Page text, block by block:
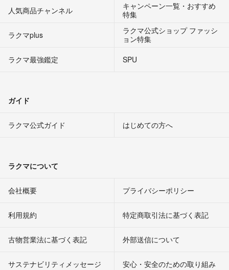
人気商品チャンネル
キャンペーン一覧・おすすめ
特集
ラクマplus
ラクマ公式ショップ ファッシ
ョン特集
ラクマ最強鑑定
SPU
ガイド
ラクマ公式ガイド はじめての方へ
ラクマについて
会社概要 プライバシーポリシー
利用規約 特定商取引法に基づく表記
古物営業法に基づく表記 外部送信について
サステナビリティメッセージ 安心・安全のための取り組み